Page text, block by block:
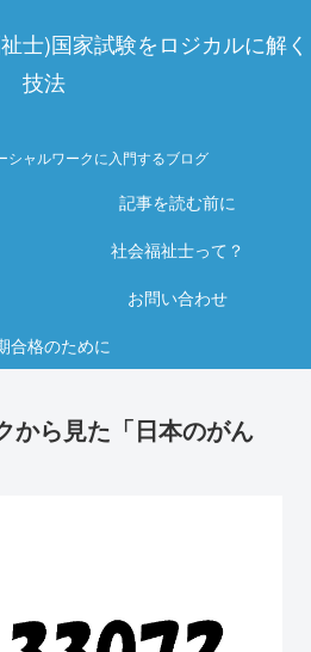
士)国家試験をロジカルに解く
技法
シャルワークに入門するブログ
記事を読む前に
社会福祉士って？
お問い合わせ
合格のために
から見た「日本のがん